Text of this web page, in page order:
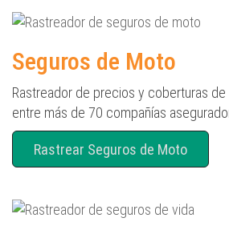
Seguros de Moto
Rastreador de precios y coberturas
entre más de 70 compañías
Rastrear Seguros de Moto